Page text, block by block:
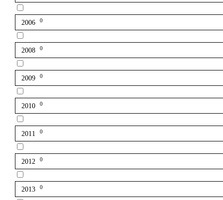
2006 0
2008 0
2009 0
2010 0
2011 0
2012 0
2013 0